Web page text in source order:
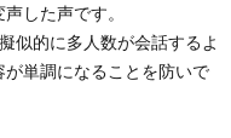
した声です。
似的に多人数が会話するよ
単調になることを防いで